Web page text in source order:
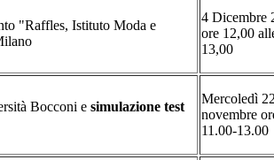
"Raffles, Istituto Moda e
4 Dicembre
ore 12,00
13,00
Bocconi e simulazione test
Mercoledì
novembre
11.00-13.00